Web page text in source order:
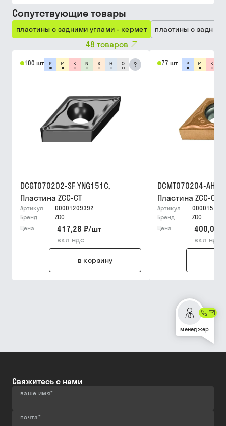
Сопутствующие товары
пластины с задними углами - кермет пластины с
48 товаров
100 шт ?
DCGT070202-SF YNG151C,
Пластина ZCC-CT
Артикул
00001209392
Бренд
ZCC
Цена
417,28 ₽/шт
вкл ндс
в корзину
77 шт
DCMT070204-AHF
Пластина ZCC-CT
Артикул
Бренд
ZCC
Цена
400,03 ₽
вкл ндс
менеджер
Свяжитесь с нами
ваше имя*
почта*